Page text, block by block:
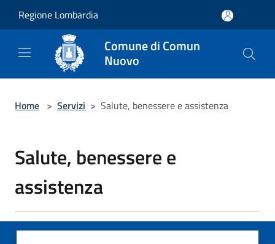
Regione Lombardia
Comune di Comun
Nuovo
Home > Servizi > Salute, benessere e assistenza
Salute, benessere e
assistenza